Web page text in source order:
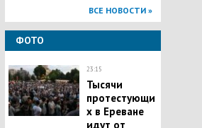
ВСЕ НОВОСТИ »
ФОТО
23:15
Тысячи
протестующи
х в Ереване
идут от